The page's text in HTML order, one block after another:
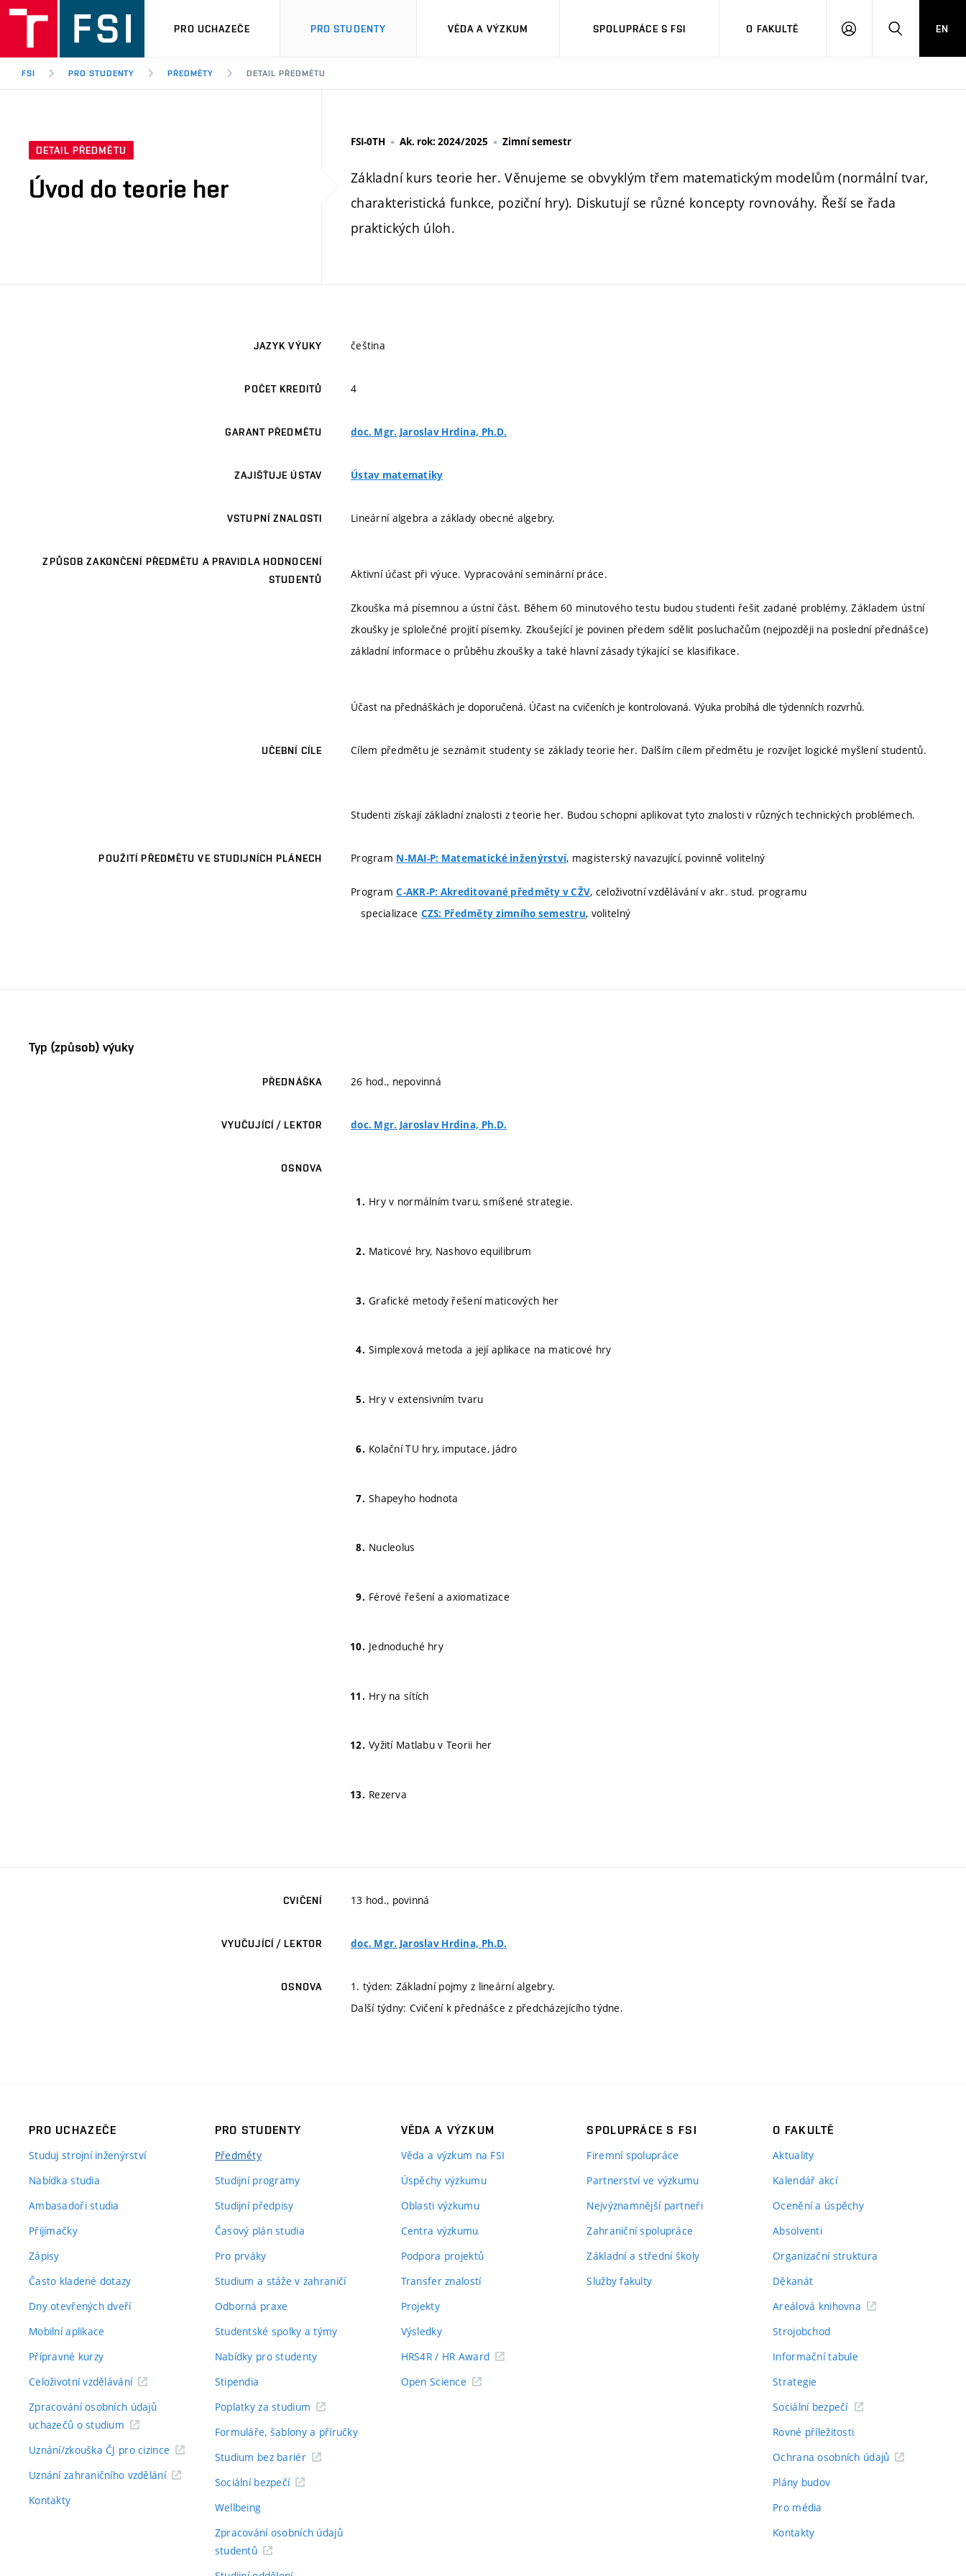
PRO UCHAZEČE PRO STUDENTY VĚDA A VÝZKUM SPOLUPRÁCE S FSI O FAKULTĚ
PŘIHLÁŠENÍHLEDAT
EN
FSI PRO STUDENTY PŘEDMĚTY DETAIL PŘEDMĚTU
DETAIL PŘEDMĚTU
Úvod do teorie her
FSI-0TH Ak. rok: 2024/2025 Zimní semestr
Základní kurs teorie her. Věnujeme se obvyklým třem matematickým modelům (normální tvar,
charakteristická funkce, poziční hry). Diskutují se různé koncepty rovnováhy. Řeší se řada
praktických úloh.
JAZYK VÝUKY čeština
POČET KREDITŮ 4
GARANT PŘEDMĚTU doc. Mgr. Jaroslav Hrdina, Ph.D.
ZAJIŠŤUJE ÚSTAV Ústav matematiky
VSTUPNÍ ZNALOSTI Lineární algebra a základy obecné algebry.
ZPŮSOB ZAKONČENÍ PŘEDMĚTU A PRAVIDLA HODNOCENÍ
STUDENTŮ
Aktivní účast při výuce. Vypracování seminární práce.
Zkouška má písemnou a ústní část. Během 60 minutového testu budou studenti řešit zadané problémy. Základem ústní
zkoušky je splolečné projití písemky. Zkoušející je povinen předem sdělit posluchačům (nejpozději na poslední přednášce)
základní informace o průběhu zkoušky a také hlavní zásady týkající se klasifikace.
Účast na přednáškách je doporučená. Účast na cvičeních je kontrolovaná. Výuka probíhá dle týdenních rozvrhů.
UČEBNÍ CÍLE Cílem předmětu je seznámit studenty se základy teorie her. Dalším cílem předmětu je rozvíjet logické myšlení studentů.
Studenti získají základní znalosti z teorie her. Budou schopni aplikovat tyto znalosti v různých technických problémech.
POUŽITÍ PŘEDMĚTU VE STUDIJNÍCH PLÁNECH Program N-MAI-P: Matematické inženýrství, magisterský navazující, povinně volitelný
ProgramC-AKR-P: Akreditované předměty v CŽV, celoživotní vzdělávání v akr. stud. programu
specializace CZS: Předměty zimního semestru, volitelný
Typ (způsob) výuky
PŘEDNÁŠKA 26 hod., nepovinná
VYUČUJÍCÍ / LEKTOR doc. Mgr. Jaroslav Hrdina, Ph.D.
OSNOVA
Hry v normálním tvaru, smíšené strategie.
Maticové hry, Nashovo equilibrum
Grafické metody řešení maticových her
Simplexová metoda a její aplikace na maticové hry
Hry v extensivním tvaru
Kolační TU hry, imputace, jádro
Shapeyho hodnota
Nucleolus
Férové řešení a axiomatizace
Jednoduché hry
Hry na sítích
Vyžití Matlabu v Teorii her
Rezerva
CVIČENÍ 13 hod., povinná
VYUČUJÍCÍ / LEKTOR doc. Mgr. Jaroslav Hrdina, Ph.D.
OSNOVA
1. týden: Základní pojmy z lineární algebry.
Další týdny: Cvičení k přednášce z předcházejícího týdne.
PRO UCHAZEČE
Studuj strojní inženýrství
Nabídka studia
Ambasadoři studia
Přijímačky
Zápisy
Často kladené dotazy
Dny otevřených dveří
Mobilní aplikace
Přípravné kurzy
Celoživotní vzdělávání
Zpracování osobních údajů
uchazečů o studium
Uznání/zkouška ČJ pro cizince
Uznání zahraničního vzdělání
Kontakty
PRO STUDENTY
Předměty
Studijní programy
Studijní předpisy
Časový plán studia
Pro prváky
Studium a stáže v zahraničí
Odborná praxe
Studentské spolky a týmy
Nabídky pro studenty
Stipendia
Poplatky za studium
Formuláře, šablony a příručky
Studium bez bariér
Sociální bezpečí
Wellbeing
Zpracování osobních údajů
studentů
VĚDA A VÝZKUM
Věda a výzkum na FSI
Úspěchy výzkumu
Oblasti výzkumu
Centra výzkumu
Podpora projektů
Transfer znalostí
Projekty
Výsledky
HRS4R / HR Award
Open Science
SPOLUPRÁCE S FSI
Firemní spolupráce
Partnerství ve výzkumu
Nejvýznamnější partneři
Zahraniční spolupráce
Základní a střední školy
Služby fakulty
O FAKULTĚ
Aktuality
Kalendář akcí
Ocenění a úspěchy
Absolventi
Organizační struktura
Děkanát
Areálová knihovna
Strojobchod
Informační tabule
Strategie
Sociální bezpečí
Rovné příležitosti
Ochrana osobních údajů
Plány budov
Pro média
Kontakty